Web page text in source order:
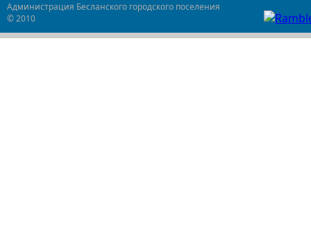
Администрация Бесланского городского поселения
© 2010